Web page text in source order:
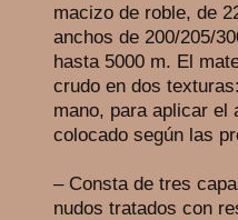
macizo de roble, de
anchos de 200/205/
hasta 5000 m. El
crudo en dos
mano, para aplicar el
colocado según las
– Consta de tres
nudos tratados con